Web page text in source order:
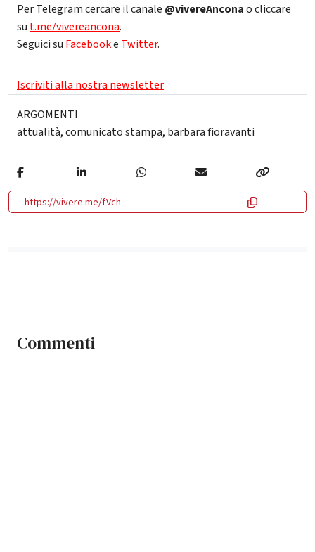
Per Telegram cercare il canale @vivereAnconao cliccare
su t.me/vivereancona.
Seguici su Facebooke Twitter.
Iscriviti alla nostra newsletter
ARGOMENTI
attualità,comunicato stampa, barbara fioravanti
https://vivere.me/fVch
Commenti